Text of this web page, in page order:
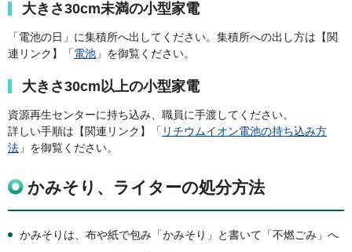
大きさ30cm未満の小型家電
「電池の日」に集積所へ出してください。集積所への出し方は【関
連リンク】「電池 」を御覧ください。
大きさ30cm以上の小型家電
資源再生センターに持ち込み、職員に手渡してください。
詳しい手順は【関連リンク】「 リチウムイオン電池の持ち込み方
法 」を御覧ください。
かみそり、ライターの処分方法
かみそりは、布や紙で包み「かみそり」と書いて「不燃ごみ」へ